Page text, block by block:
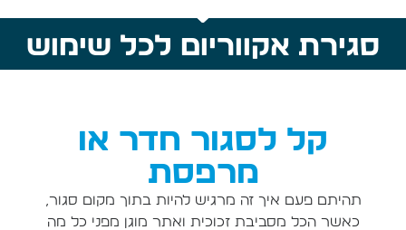
סגירת אקווריום לכל שימוש
קל לסגור חדר או
מרפסת
תהיתם פעם איך זה מרגיש להיות בתוך מקום סגור,
כאשר הכל מסביבת זכוכית ואתר מוגן מפני כל מה